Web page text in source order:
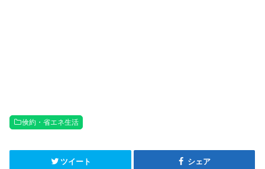
倹約・省エネ生活
ツイート シェア